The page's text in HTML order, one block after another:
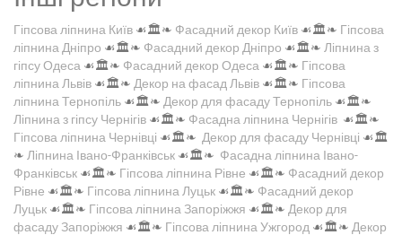
Гіпсова ліпнина Київ ☙🏛️❧ Фасадний декор Київ ☙🏛️❧ Гіпсова
ліпнина Дніпро ☙🏛️❧ Фасадний декор Дніпро ☙🏛️❧ Ліпнина з
гіпсу Одеса ☙🏛️❧ Фасадний декор Одеса ☙🏛️❧ Гіпсова
ліпнина Львів ☙🏛️❧ Декор на фасад Львів ☙🏛️❧ Гіпсова
ліпнина Тернопіль ☙🏛️❧ Декор для фасаду Тернопіль ☙🏛️❧
Ліпнина з гіпсу Чернігів ☙🏛️❧ Фасадна ліпнина Чернігів ☙🏛️❧
Гіпсова ліпнина Чернівці ☙🏛️❧ Декор для фасаду Чернівці ☙🏛️
❧ Ліпнина Івано-Франківськ ☙🏛️❧ Фасадна ліпнина Івано-
Франківськ ☙🏛️❧ Гіпсова ліпнина Рівне ☙🏛️❧ Фасадний декор
Рівне ☙🏛️❧ Гіпсова ліпнина Луцьк ☙🏛️❧ Фасадний декор
Луцьк ☙🏛️❧ Гіпсова ліпнина Запоріжжя ☙🏛️❧ Декор для
фасаду Запоріжжя ☙🏛️❧ Гіпсова ліпнина Ужгород ☙🏛️❧ Декор